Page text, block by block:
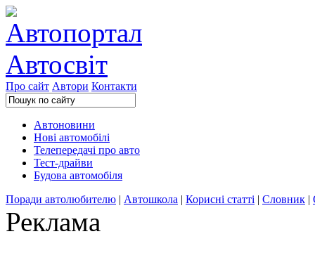
Про сайт Автори Контакти
Автоновини
Нові автомобілі
Телепередачі про авто
Тест-драйви
Будова автомобіля
Поради автолюбителю | Автошкола | Корисні статті | Словник |
Реклама